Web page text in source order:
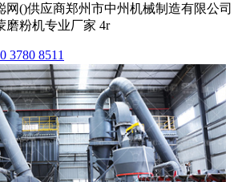
网()供应商郑州市中州机械制造有限公司
磨粉机专业厂家 4r
3780 8511